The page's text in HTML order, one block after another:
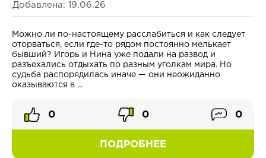
Добавлена: 19.06.26
Можно ли по-настоящему расслабиться и как следует
оторваться, если где-то рядом постоянно мелькает
бывший? Игорь и Нина уже подали на развод и
разъехались отдыхать по разным уголкам мира. Но
судьба распорядилась иначе — они неожиданно
оказываются в ...
ПОДРОБНЕЕ
0 0 0